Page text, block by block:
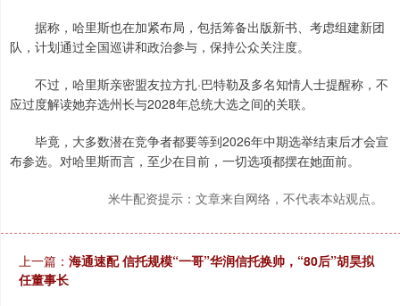
据称，哈里斯也在加紧布局，包括筹备出版新书、考虑组建新团
队，计划通过全国巡讲和政治参与，保持公众关注度。
不过，哈里斯亲密盟友拉方扎·巴特勒及多名知情人士提醒称，不
应过度解读她弃选州长与2028年总统大选之间的关联。
毕竟，大多数潜在竞争者都要等到2026年中期选举结束后才会宣
布参选。对哈里斯而言，至少在目前，一切选项都摆在她面前。
米牛配资提示：文章来自网络，不代表本站观点。
上一篇： 海通速配 信托规模“一哥”华润信托换帅，“80后”胡昊拟
任董事长